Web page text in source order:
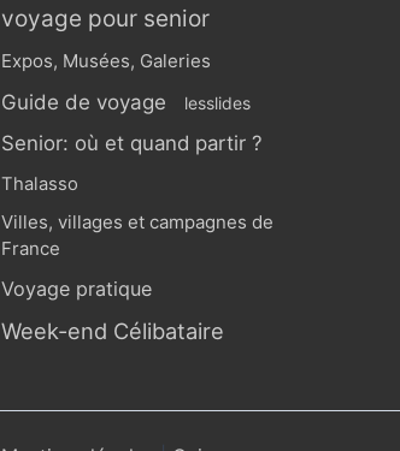
voyage pour senior
Expos, Musées, Galeries
Guide de voyage lesslides
Senior: où et quand partir ?
Thalasso
Villes, villages et campagnes de
France
Voyage pratique
Week-end Célibataire